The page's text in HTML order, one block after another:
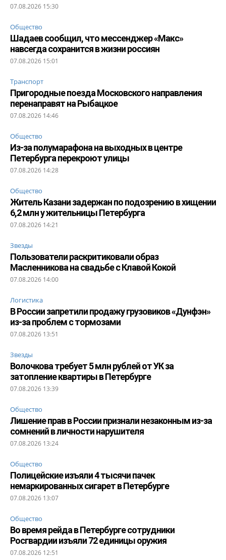
07.08.2026 15:30
Общество
Шадаев сообщил, что мессенджер «Макс»
навсегда сохранится в жизни россиян
07.08.2026 15:01
Транспорт
Пригородные поезда Московского направления
перенаправят на Рыбацкое
07.08.2026 14:46
Общество
Из-за полумарафона на выходных в центре
Петербурга перекроют улицы
07.08.2026 14:28
Общество
Житель Казани задержан по подозрению в хищении
6,2 млн у жительницы Петербурга
07.08.2026 14:21
Звезды
Пользователи раскритиковали образ
Масленникова на свадьбе с Клавой Кокой
07.08.2026 14:00
Логистика
В России запретили продажу грузовиков «Дунфэн»
из-за проблем с тормозами
07.08.2026 13:51
Звезды
Волочкова требует 5 млн рублей от УК за
затопление квартиры в Петербурге
07.08.2026 13:39
Общество
Лишение прав в России признали незаконным из-за
сомнений в личности нарушителя
07.08.2026 13:24
Общество
Полицейские изъяли 4 тысячи пачек
немаркированных сигарет в Петербурге
07.08.2026 13:07
Общество
Во время рейда в Петербурге сотрудники
Росгвардии изъяли 72 единицы оружия
07.08.2026 12:51